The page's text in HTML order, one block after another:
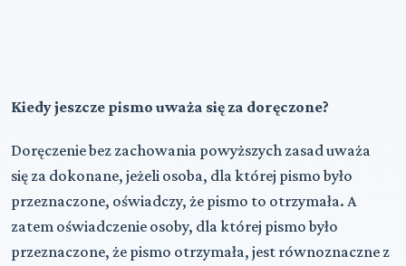
Kiedy jeszcze pismo uważa się za doręczone?
Doręczenie bez zachowania powyższych zasad uważa
się za dokonane, jeżeli osoba, dla której pismo było
przeznaczone, oświadczy, że pismo to otrzymała. A
zatem oświadczenie osoby, dla której pismo było
przeznaczone, że pismo otrzymała, jest równoznaczne z